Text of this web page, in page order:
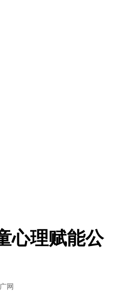
心理赋能公
网